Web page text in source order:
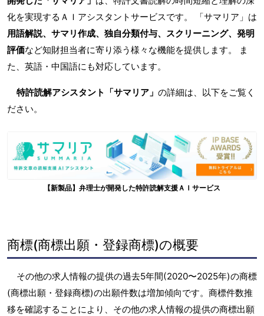
化を実現するＡＩアシスタントサービスです。 「サマリア」は
用語解説、サマリ作成、独自分類付与、スクリーニング、発明
評価など知財担当者に寄り添う様々な機能を提供します。 ま
た、英語・中国語にも対応しています。
特許読解アシスタント「サマリア」 の詳細は、以下をご覧く
ださい。
【新製品】弁理士が開発した特許読解支援ＡＩサービス
商標(商標出願・登録商標)の概要
その他の求人情報の提供の過去5年間(2020〜2025年)の商標
(商標出願・登録商標)の出願件数は増加傾向です。商標件数推
移を確認することにより、その他の求人情報の提供の商標出願